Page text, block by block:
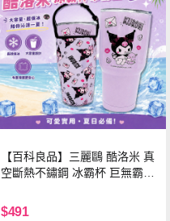
【百科良品】三麗鷗 酷洛米 真
空斷熱不鏽鋼 冰霸杯 巨無霸鋼
ml-信封款(贈手提杯套)
$491